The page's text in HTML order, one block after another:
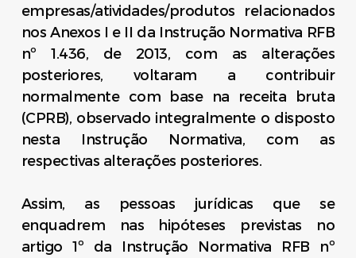
empresas/atividades/produtos relacionados
nos Anexos I e II da Instrução Normativa RFB
nº 1.436, de 2013, com as alterações
posteriores, voltaram a contribuir
normalmente com base na receita bruta
(CPRB), observado integralmente o disposto
nesta Instrução Normativa, com as
respectivas alterações posteriores.
Assim, as pessoas jurídicas que se
enquadrem nas hipóteses previstas no
artigo 1º da Instrução Normativa RFB nº